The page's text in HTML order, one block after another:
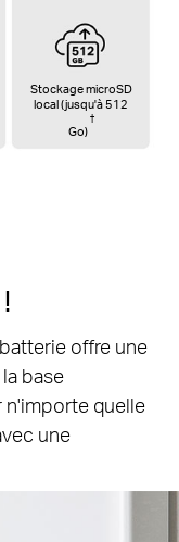
Stockage microSD
local (jusqu'à 512
Go)
†
offre une
base
n'importe quelle
une